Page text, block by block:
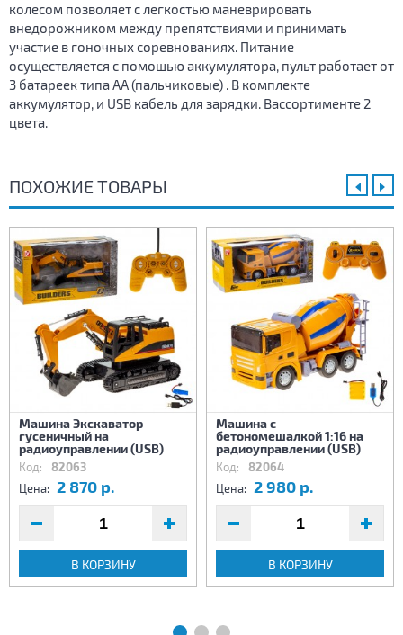
колесом позволяет с легкостью маневрировать
внедорожником между препятствиями и принимать
участие в гоночных соревнованиях. Питание
осуществляется с помощью аккумулятора, пульт работает от
3 батареек типа АА (пальчиковые) . В комплекте
аккумулятор, и USB кабель для зарядки. Вассортименте 2
цвета.
ПОХОЖИЕ ТОВАРЫ
Машина Экскаватор
гусеничный на
радиоуправлении (USB)
Код: 82063
Цена: 2 870 р.
В КОРЗИНУ
Машина с
бетономешалкой 1:16 на
радиоуправлении (USB)
Код: 82064
Цена: 2 980 р.
В КОРЗИНУ